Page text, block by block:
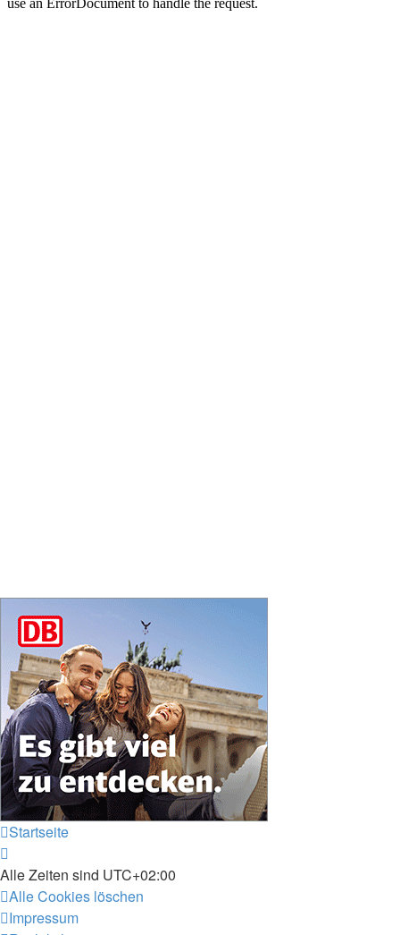
Startseite
Alle Zeiten sind UTC+02:00
Alle Cookies löschen
Impressum